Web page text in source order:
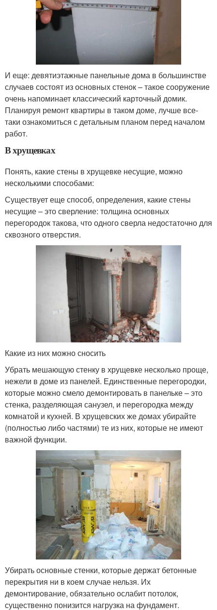
И еще: девятиэтажные панельные дома в большинстве
случаев состоят из основных стенок – такое сооружение
очень напоминает классический карточный домик.
Планируя ремонт квартиры в таком доме, лучше все-
таки ознакомиться с детальным планом перед началом
работ.
В хрущевках
Понять, какие стены в хрущевке несущие, можно
несколькими способами:
Существует еще способ, определения, какие стены
несущие – это сверление: толщина основных
перегородок такова, что одного сверла недостаточно для
сквозного отверстия.
Какие из них можно сносить
Убрать мешающую стенку в хрущевке несколько проще,
нежели в доме из панелей. Единственные перегородки,
которые можно смело демонтировать в панельке – это
стенка, разделяющая санузел, и перегородка между
комнатой и кухней. В хрущевских же домах убирайте
(полностью либо частями) те из них, которые не имеют
важной функции.
Убирать основные стенки, которые держат бетонные
перекрытия ни в коем случае нельзя. Их
демонтирование, обязательно ослабит потолок,
существенно понизится нагрузка на фундамент.